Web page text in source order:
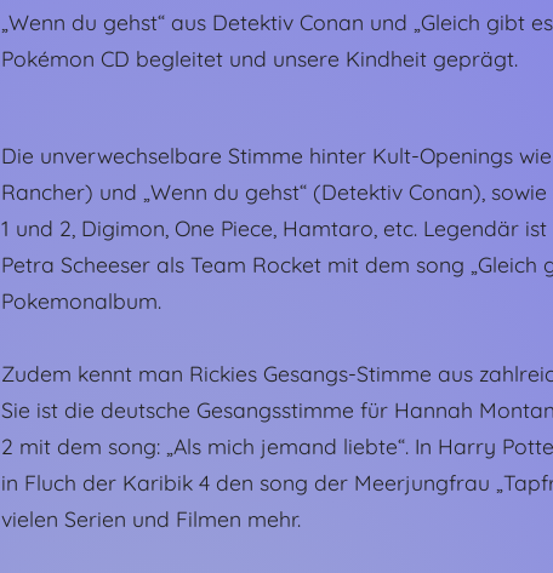
„Wenn du gehst“ aus Detektiv Conan und „Gleich gibt
Pokémon CD begleitet und unsere Kindheit geprägt.
Die unverwechselbare Stimme hinter Kult-Openings
Rancher) und „Wenn du gehst“ (Detektiv Conan),
1 und 2, Digimon, One Piece, Hamtaro, etc. Legendär
Petra Scheeser als Team Rocket mit dem song „Gleich
Pokemonalbum.
Zudem kennt man Rickies Gesangs-Stimme aus
Sie ist die deutsche Gesangsstimme für Hannah
2 mit dem song: „Als mich jemand liebte“. In Harry
in Fluch der Karibik 4 den song der Meerjungfrau
vielen Serien und Filmen mehr.